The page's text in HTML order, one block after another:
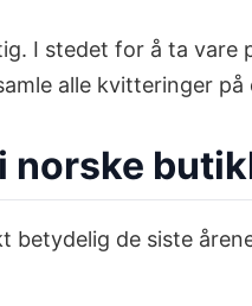
I stedet for å ta vare
alle kvitteringer
betydelig de siste